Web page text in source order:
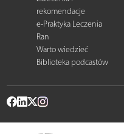
rekomendacje
e-Praktyka Leczenia
Ran
Warto wiedzieć
Biblioteka podcastów